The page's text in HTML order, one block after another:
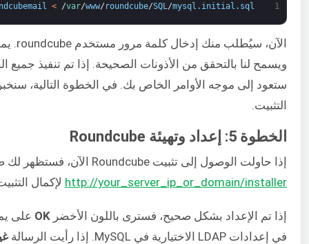
1
< /var/www/ roundcube/SQL /mysql . initial . sql
ويسمح لنا بالتحقق من الأذونات الصحيحة. إذا تم تنفيذ
التثبيت.
الخطوة 5: إعداد وتهيئة Roundcube
إذا حاولت الوصول إلى تثبيت Roundcube الآن، فستظهر لك صفحة خطأ. تفضل بزيارة
http://your_server_ip_or_domain/installer لإكمال
إذا تم الإعداد بشكل صحيح، فسترى باللون الأخضر OK
في إعدادات LDAP الاختيارية في MySQL. إذا رأيت الرسالة